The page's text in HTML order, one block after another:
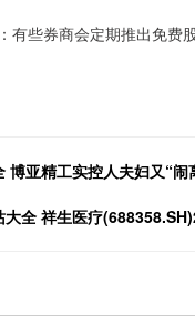
有些券商会定期推出免
博亚精工实控人夫妇又“
大全 祥生医疗